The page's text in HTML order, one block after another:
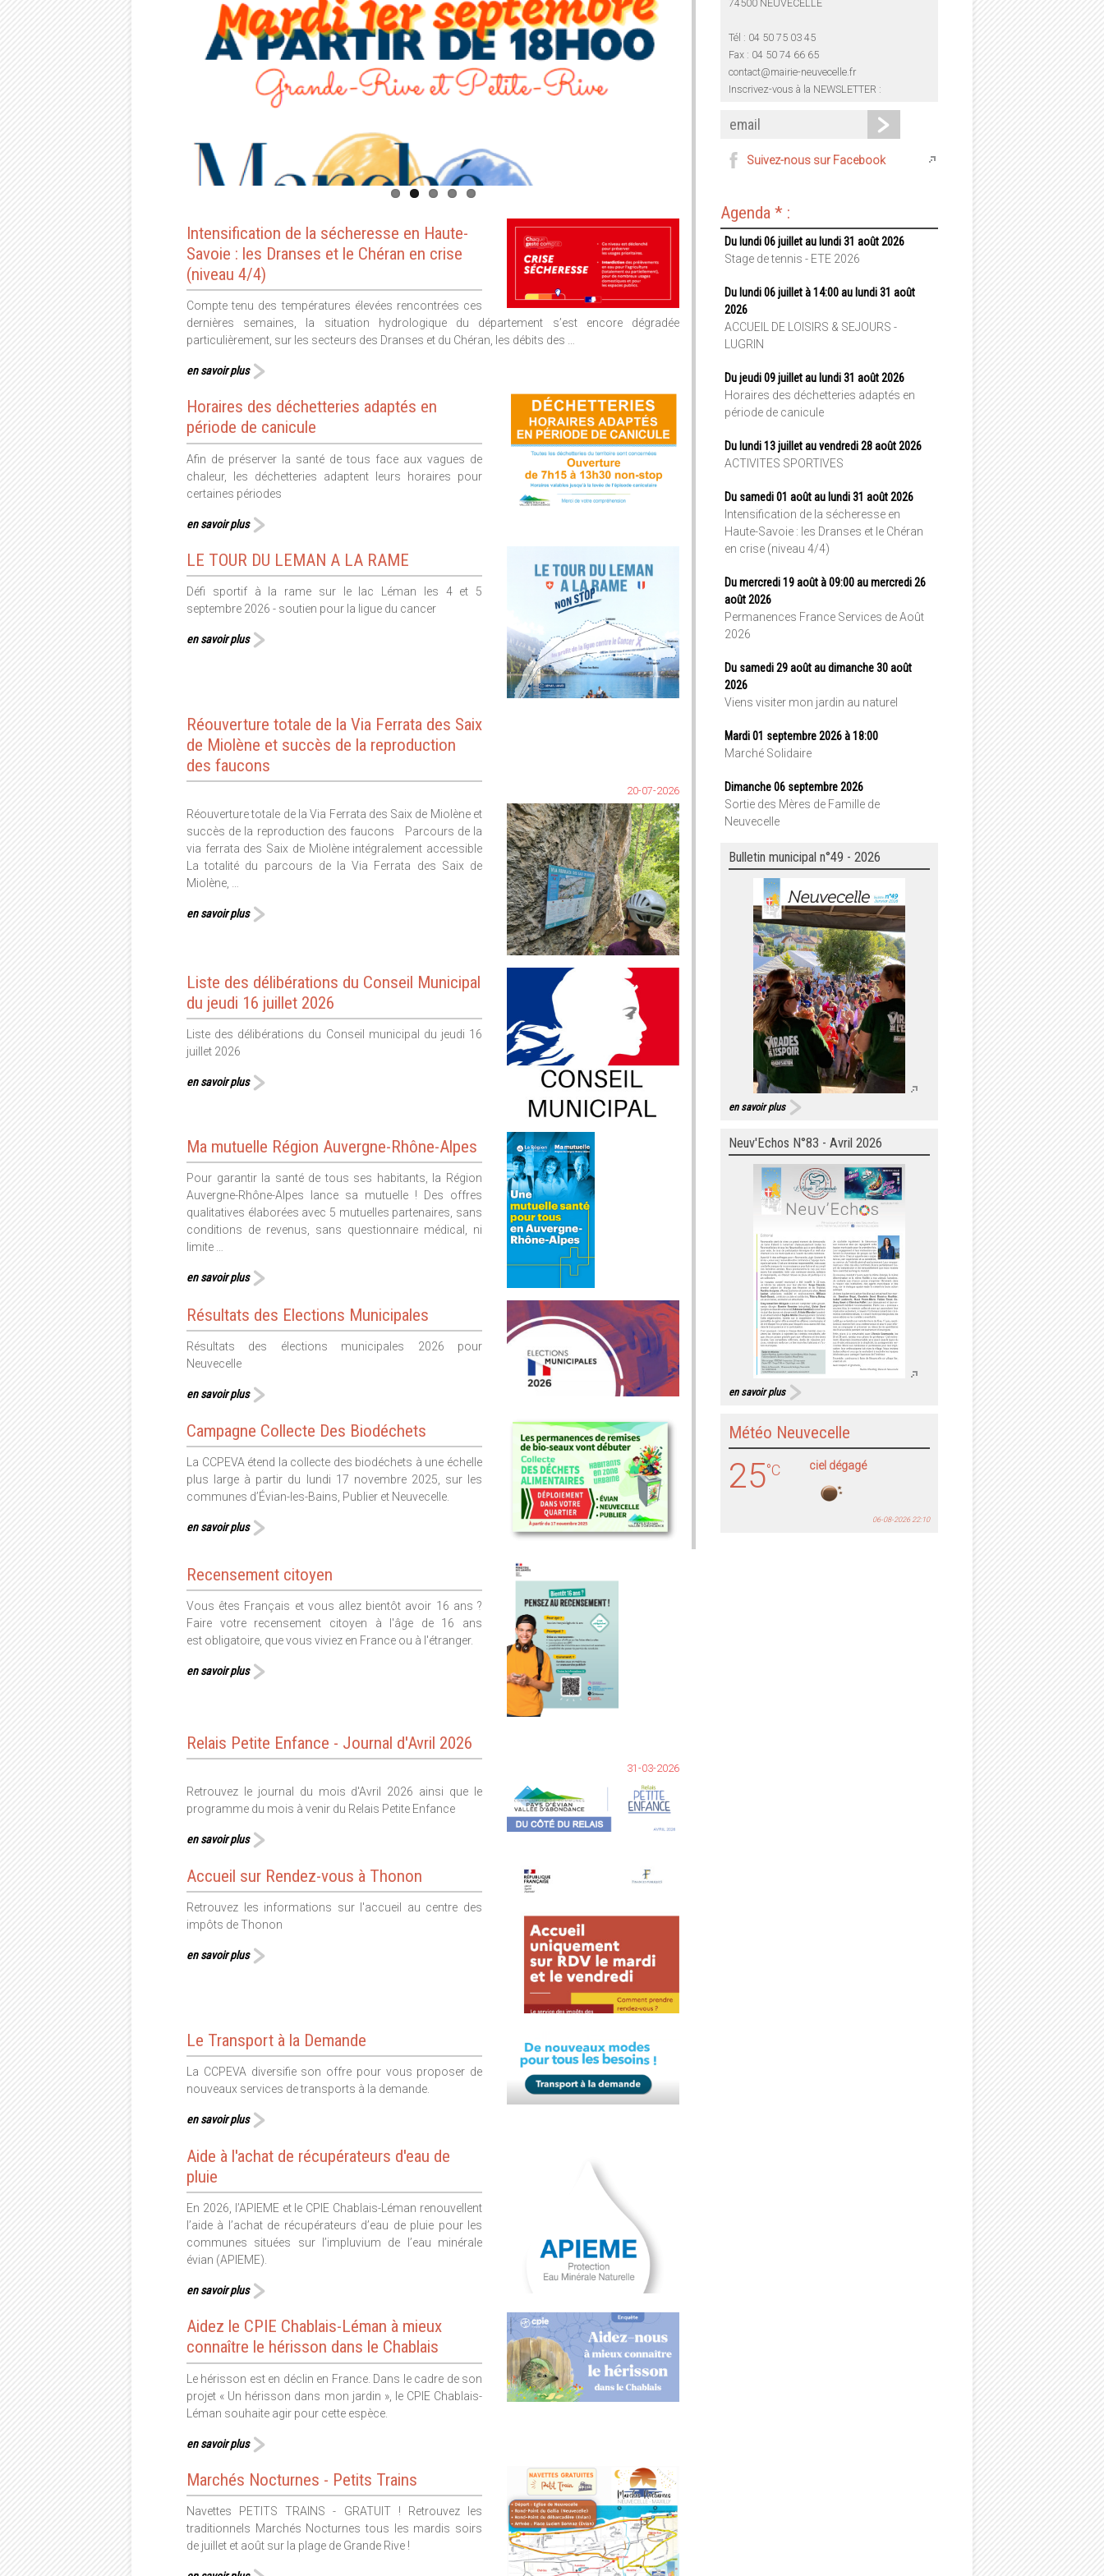
Intensification de la sécheresse en Haute-
Savoie : les Dranses et le Chéran en crise
(niveau 4/4)
Compte tenu des températures élevées rencontrées ces
dernières semaines, la situation hydrologique du département s’est encore dégradée
particulièrement, sur les secteurs des Dranses et du Chéran, les débits des …
en savoir plus
Horaires des déchetteries adaptés en
période de canicule
Afin de préserver la santé de tous face aux vagues de
chaleur, les déchetteries adaptent leurs horaires pour
certaines périodes
en savoir plus
LE TOUR DU LEMAN A LA RAME
Défi sportif à la rame sur le lac Léman les 4 et 5
septembre 2026 - soutien pour la ligue du cancer
en savoir plus
Réouverture totale de la Via Ferrata des Saix
de Miolène et succès de la reproduction
des faucons
20-07-2026
Réouverture totale de la Via Ferrata des Saix de Miolène et
succès de la reproduction des faucons Parcours de la
via ferrata des Saix de Miolène intégralement accessible
La totalité du parcours de la Via Ferrata des Saix de
Miolène, …
en savoir plus
Liste des délibérations du Conseil Municipal
du jeudi 16 juillet 2026
Liste des délibérations du Conseil municipal du jeudi 16
juillet 2026
en savoir plus
Ma mutuelle Région Auvergne-Rhône-Alpes
Pour garantir la santé de tous ses habitants, la Région
Auvergne-Rhône-Alpes lance sa mutuelle ! Des offres
qualitatives élaborées avec 5 mutuelles partenaires, sans
conditions de revenus, sans questionnaire médical, ni
limite …
en savoir plus
Résultats des Elections Municipales
Résultats des élections municipales 2026 pour
Neuvecelle
en savoir plus
Campagne Collecte Des Biodéchets
La CCPEVA étend la collecte des biodéchets à une échelle
plus large à partir du lundi 17 novembre 2025, sur les
communes d’Évian-les-Bains, Publier et Neuvecelle.
en savoir plus
Recensement citoyen
Vous êtes Français et vous allez bientôt avoir 16 ans ?
Faire votre recensement citoyen à l'âge de 16 ans
est obligatoire, que vous viviez en France ou à l'étranger.
en savoir plus
Relais Petite Enfance - Journal d'Avril 2026
31-03-2026
Retrouvez le journal du mois d'Avril 2026 ainsi que le
programme du mois à venir du Relais Petite Enfance
en savoir plus
Accueil sur Rendez-vous à Thonon
Retrouvez les informations sur l'accueil au centre des
impôts de Thonon
en savoir plus
Le Transport à la Demande
La CCPEVA diversifie son offre pour vous proposer de
nouveaux services de transports à la demande.
en savoir plus
Aide à l'achat de récupérateurs d'eau de
pluie
En 2026, l’APIEME et le CPIE Chablais-Léman renouvellent
l’aide à l’achat de récupérateurs d’eau de pluie pour les
communes situées sur l’impluvium de l’eau minérale
évian (APIEME).
en savoir plus
Aidez le CPIE Chablais-Léman à mieux
connaître le hérisson dans le Chablais
Le hérisson est en déclin en France. Dans le cadre de son
projet « Un hérisson dans mon jardin », le CPIE Chablais-
Léman souhaite agir pour cette espèce.
en savoir plus
Marchés Nocturnes - Petits Trains
Navettes PETITS TRAINS - GRATUIT ! Retrouvez les
traditionnels Marchés Nocturnes tous les mardis soirs
de juillet et août sur la plage de Grande Rive !
74500 NEUVECELLE
Tél : 04 50 75 03 45
Fax : 04 50 74 66 65
contact@mairie-neuvecelle.fr
Inscrivez-vous à la NEWSLETTER :
Suivez-nous sur Facebook
Agenda * :
Du lundi 06 juillet au lundi 31 août 2026
Stage de tennis - ETE 2026
Du lundi 06 juillet à 14:00 au lundi 31 août
2026
ACCUEIL DE LOISIRS & SEJOURS -
LUGRIN
Du jeudi 09 juillet au lundi 31 août 2026
Horaires des déchetteries adaptés en
période de canicule
Du lundi 13 juillet au vendredi 28 août 2026
ACTIVITES SPORTIVES
Du samedi 01 août au lundi 31 août 2026
Intensification de la sécheresse en
Haute-Savoie : les Dranses et le Chéran
en crise (niveau 4/4)
Du mercredi 19 août à 09:00 au mercredi 26
août 2026
Permanences France Services de Août
2026
Du samedi 29 août au dimanche 30 août
2026
Viens visiter mon jardin au naturel
Mardi 01 septembre 2026 à 18:00
Marché Solidaire
Dimanche 06 septembre 2026
Sortie des Mères de Famille de
Neuvecelle
Bulletin municipal n°49 - 2026
en savoir plus
Neuv'Echos N°83 - Avril 2026
en savoir plus
Météo Neuvecelle
ciel dégagé
25°C
06-08-2026 22:10